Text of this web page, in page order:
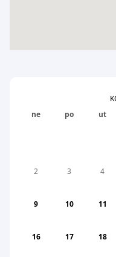
ne
po ut
2 3 4
9 10 11
16 17 18